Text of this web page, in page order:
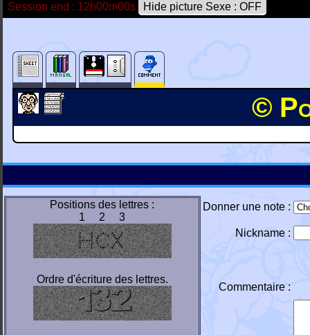
Session end : 12h00m00s
Hide picture Sexe : OFF
©
Positions des lettres :
1 2 3
Ordre d'écriture des lettres.
Donner une note :
Nickname :
Commentaire :